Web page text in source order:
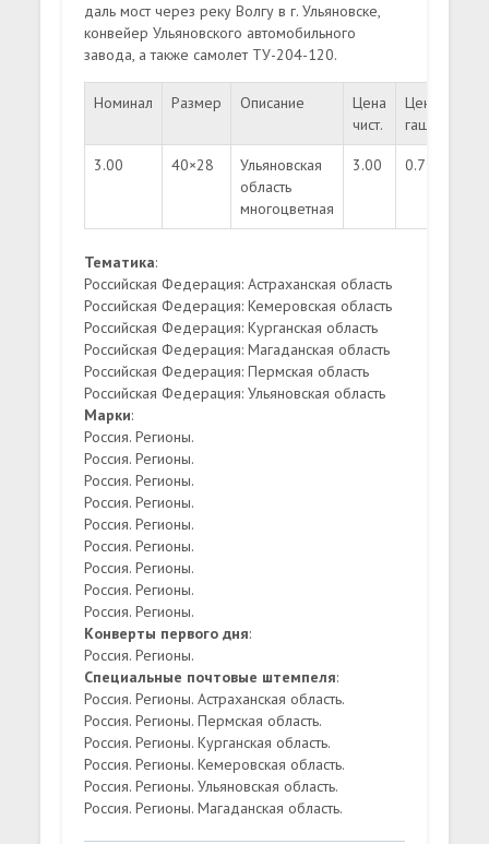
даль мост через реку Волгу в г. Ульяновске,
конвейер Ульяновского автомобильного
завода, а также самолет ТУ-204-120.
Номинал Размер Описание
Цена
чист.
Цена
гаш.
3.00 40×28
Ульяновская
область
многоцветная
3.00 0.75
Тематика:
Российская Федерация: Астраханская область
Российская Федерация: Кемеровская область
Российская Федерация: Курганская область
Российская Федерация: Магаданская область
Российская Федерация: Пермская область
Российская Федерация: Ульяновская область
Марки:
Россия. Регионы.
Россия. Регионы.
Россия. Регионы.
Россия. Регионы.
Россия. Регионы.
Россия. Регионы.
Россия. Регионы.
Россия. Регионы.
Россия. Регионы.
Конверты первого дня:
Россия. Регионы.
Специальные почтовые штемпеля:
Россия. Регионы. Астраханская область.
Россия. Регионы. Пермская область.
Россия. Регионы. Курганская область.
Россия. Регионы. Кемеровская область.
Россия. Регионы. Ульяновская область.
Россия. Регионы. Магаданская область.